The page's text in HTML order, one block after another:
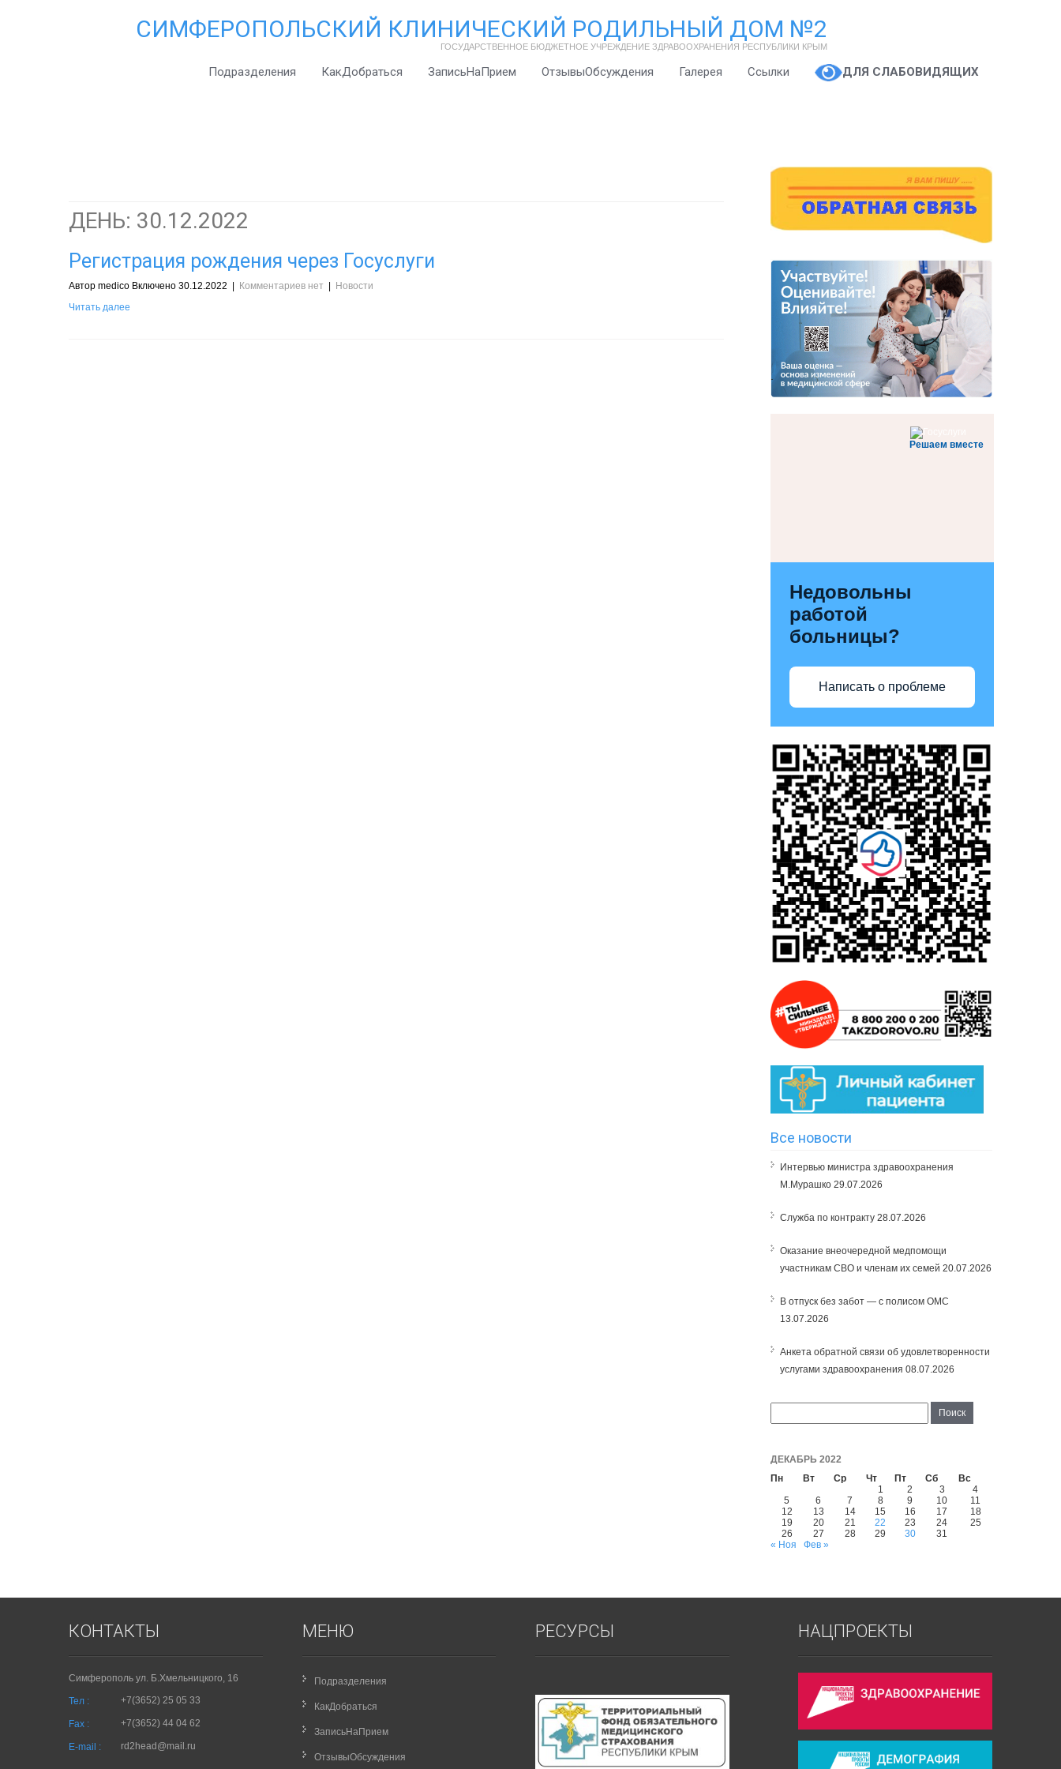
СИМФЕРОПОЛЬСКИЙ КЛИНИЧЕСКИЙ РОДИЛЬНЫЙ ДОМ №2
ГОСУДАРСТВЕННОЕ БЮДЖЕТНОЕ УЧРЕЖДЕНИЕ ЗДРАВООХРАНЕНИЯ РЕСПУБЛИКИ КРЫМ
Подразделения КакДобраться ЗаписьНаПрием ОтзывыОбсуждения Галерея Ссылки ДЛЯ СЛАБОВИДЯЩИХ
ДЕНЬ: 30.12.2022
Регистрация рождения через Госуслуги
Автор medico Включено 30.12.2022 Комментариев нет
Новости
Читать далее
Решаем вместе
Недовольны
работой
больницы?
Написать о проблеме
Все новости
Интервью министра здравоохранения
М.Мурашко 29.07.2026
Служба по контракту 28.07.2026
Оказание внеочередной медпомощи
участникам СВО и членам их семей 20.07.2026
В отпуск без забот — с полисом ОМС
13.07.2026
Анкета обратной связи об удовлетворенности
услугами здравоохранения 08.07.2026
ДЕКАБРЬ 2022
Пн
Вт Ср Чт Пт Сб
Вс
1
2 3
4
5
6 7 8 9 10
11
12
13 14 15 16 17
18
19
20 21 22 23 24
25
26
27 28 29 30
31
« Ноя
Фев »
КОНТАКТЫ
Симферополь ул. Б.Хмельницкого, 16
Тел : +7(3652) 25 05 33
Fax : +7(3652) 44 04 62
E-mail : rd2head@mail.ru
МЕНЮ
Подразделения
КакДобраться
ЗаписьНаПрием
ОтзывыОбсуждения
РЕСУРСЫ НАЦПРОЕКТЫ